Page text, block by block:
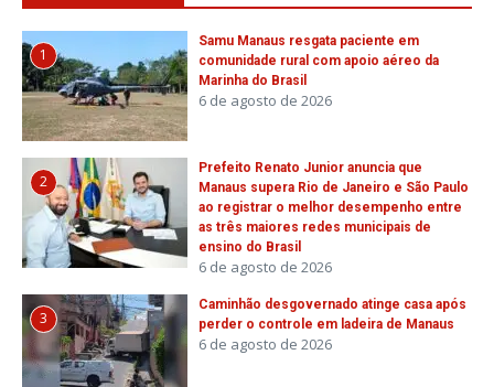
1
Samu Manaus resgata paciente em
comunidade rural com apoio aéreo da
Marinha do Brasil
6 de agosto de 2026
2
Prefeito Renato Junior anuncia que
Manaus supera Rio de Janeiro e São Paulo
ao registrar o melhor desempenho entre
as três maiores redes municipais de
ensino do Brasil
6 de agosto de 2026
3
Caminhão desgovernado atinge casa após
perder o controle em ladeira de Manaus
6 de agosto de 2026